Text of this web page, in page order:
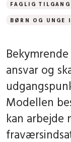
FAGLIG TILGANG
BØRN OG UNGE
ansvar og
Modellen
kan arbejde